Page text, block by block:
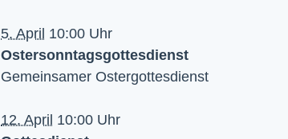
5. April 10:00 Uhr
Ostersonntagsgottesdienst
Gemeinsamer Ostergottesdienst
12. April 10:00 Uhr